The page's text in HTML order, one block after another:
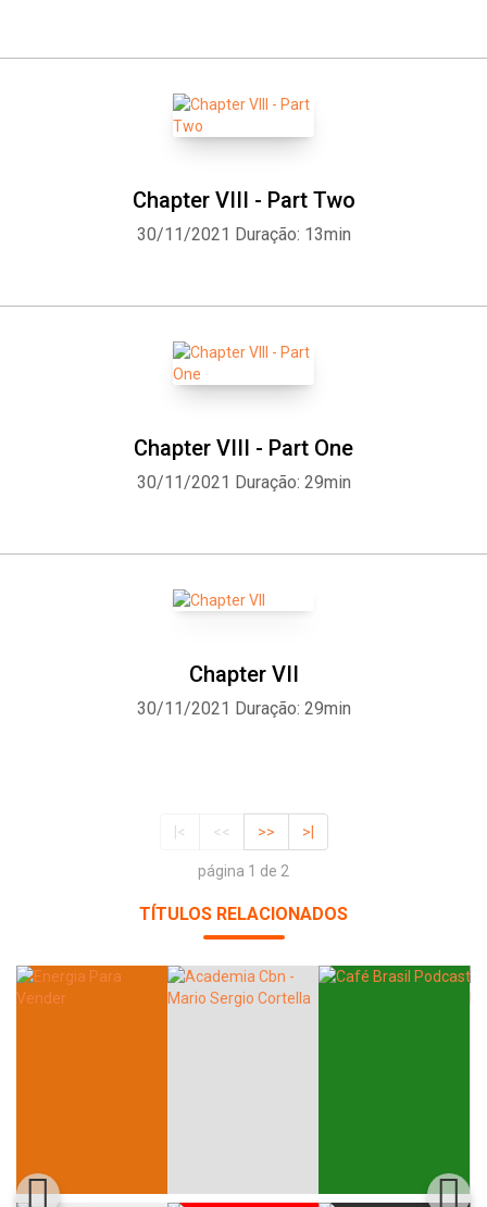
Chapter VIII - Part Two
30/11/2021 Duração: 13min
Chapter VIII - Part One
30/11/2021 Duração: 29min
Chapter VII
30/11/2021 Duração: 29min
|< << >> >|
página 1 de 2
TÍTULOS RELACIONADOS